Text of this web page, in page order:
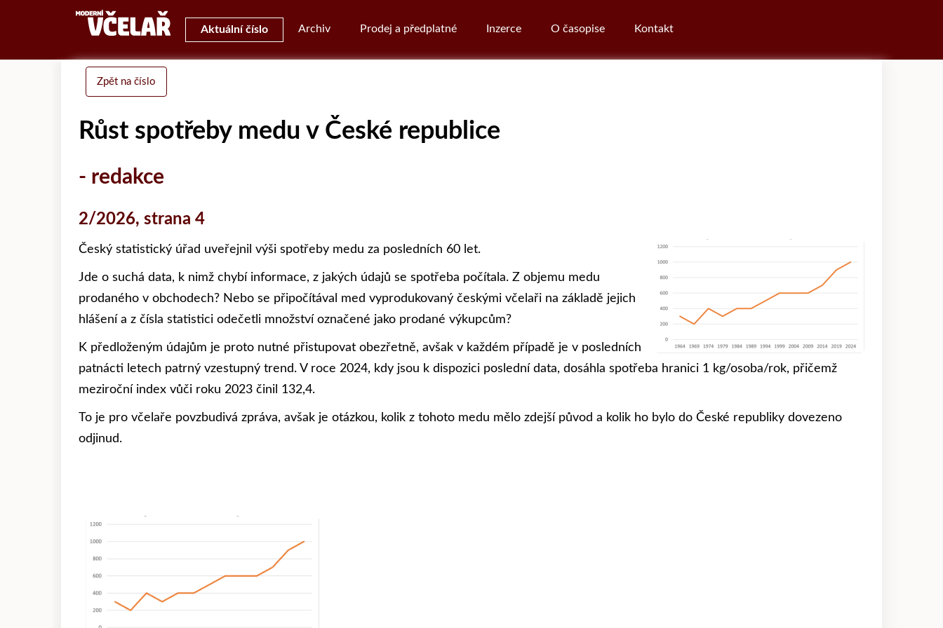
Aktuální číslo Archiv Prodej a předplatné Inzerce O časopise Kontakt
Zpět na číslo
Růst spotřeby medu v České republice
- redakce
2/2026, strana 4
Český statistický úřad uveřejnil výši spotřeby medu za posledních 60 let.
Jde o suchá data, k nimž chybí informace, z jakých údajů se spotřeba počítala. Z objemu medu
prodaného v obchodech? Nebo se připočítával med vyprodukovaný českými včelaři na základě jejich
hlášení a z čísla statistici odečetli množství označené jako prodané výkupcům?
K předloženým údajům je proto nutné přistupovat obezřetně, avšak v každém případě je v posledních
patnácti letech patrný vzestupný trend. V roce 2024, kdy jsou k dispozici poslední data, dosáhla spotřeba hranici 1 kg/osoba/rok, přičemž
meziroční index vůči roku 2023 činil 132,4.
To je pro včelaře povzbudivá zpráva, avšak je otázkou, kolik z tohoto medu mělo zdejší původ a kolik ho bylo do České republiky dovezeno
odjinud.